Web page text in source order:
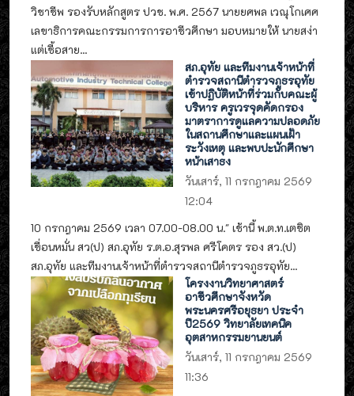
วิชาชีพ รองรับหลักสูตร ปวช. พ.ศ. 2567 นายยศพล เวณุโกเศศ
เลขาธิการคณะกรรมการการอาชีวศึกษา มอบหมายให้ นายสง่า
แต่เชื้อสาย...
สภ.อุทัย และทีมงานเจ้าหน้าที่
ตำรวจสถานีตำรวจภูธรอุทัย
เข้าปฏิบัติหน้าที่ร่วมกับคณะผู้
บริหาร ครูเวรจุดคัดกรอง
มาตราการดูแลความปลอดภัย
ในสถานศึกษาและแผนเฝ้า
ระวังเหตุ และพบปะนักศึกษา
หน้าเสาธง
วันเสาร์, 11 กรกฎาคม 2569
12:04
10 กรกฎาคม 2569 เวลา 07.00-08.00 น." เช้านี้ พ.ต.ท.เตชิต
เขื่อนหมั่น สว(ป) สภ.อุทัย ร.ต.อ.สุรพล ศรีโคตร รอง สว.(ป)
สภ.อุทัย และทีมงานเจ้าหน้าที่ตำรวจสถานีตำรวจภูธรอุทัย...
โครงงานวิทยาศาสตร์
อาชีวศึกษาจังหวัด
พระนครศรีอยุธยา ประจำ
ปี2569 วิทยาลัยเทคนิค
อุตสาหกรรมยานยนต์
วันเสาร์, 11 กรกฎาคม 2569
11:36